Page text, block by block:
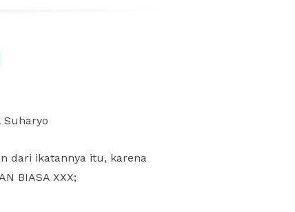
Suharyo
dari ikatannya itu, karena
BIASA XXX;